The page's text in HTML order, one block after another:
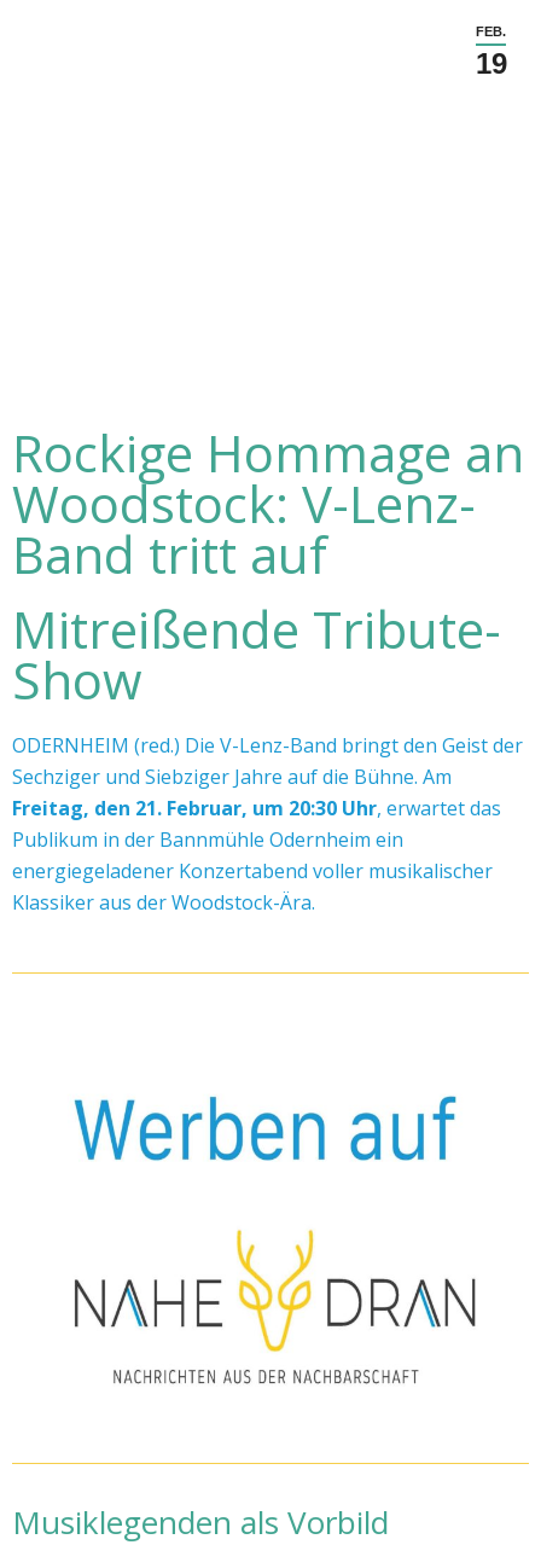
FEB.
19
Rockige Hommage an
Woodstock: V-Lenz-
Band tritt auf
Mitreißende Tribute-
Show
ODERNHEIM (red.) Die V-Lenz-Band bringt den Geist der
Sechziger und Siebziger Jahre auf die Bühne. Am
Freitag, den 21. Februar, um 20:30 Uhr, erwartet das
Publikum in der Bannmühle Odernheim ein
energiegeladener Konzertabend voller musikalischer
Klassiker aus der Woodstock-Ära.
Musiklegenden als Vorbild